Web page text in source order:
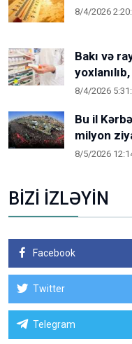
8/4/2026
Bakı və
8/4/2026
Bu il
milyon
8/5/2026
BİZİ İZLƏYİN
Facebook
Twitter
Telegram